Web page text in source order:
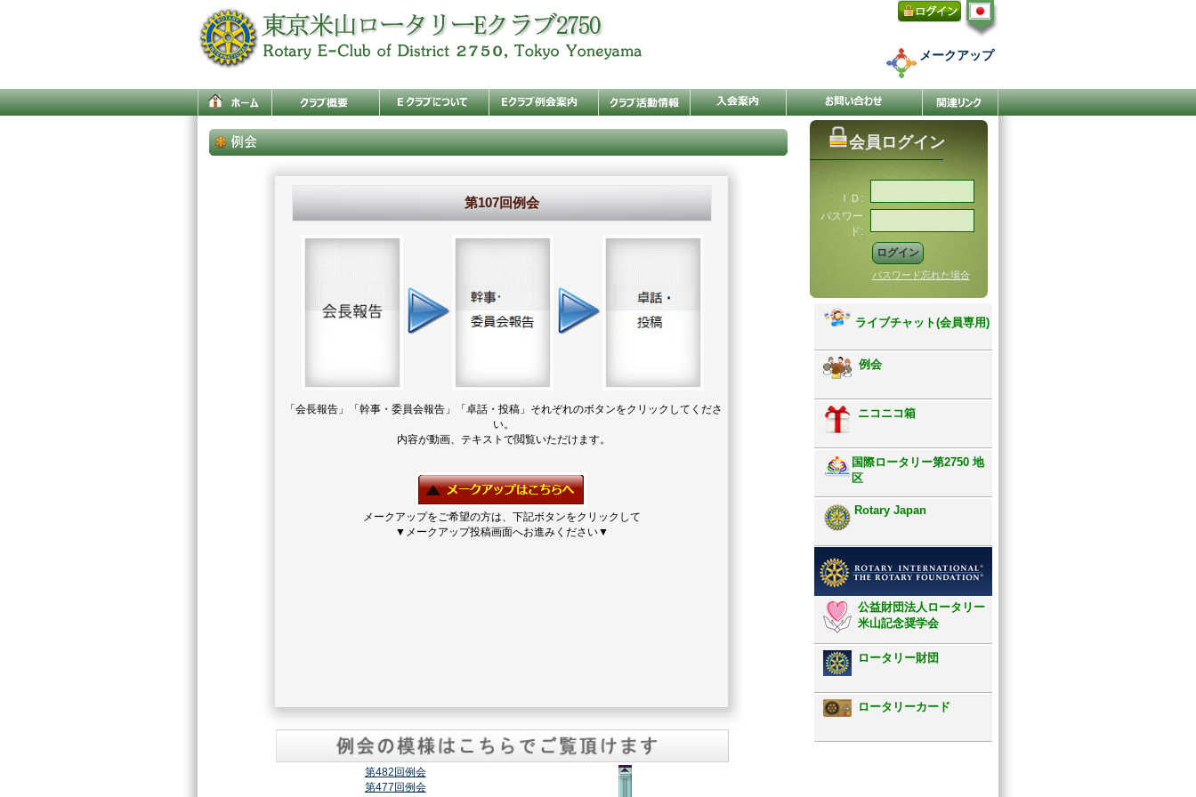
メークアップ
第107回例会
「会長報告」「幹事・委員会報告」「卓話・投稿」それぞれのボタンをクリックしてくださ
い。
内容が動画、テキストで閲覧いただけます。
メークアップをご希望の方は、下記ボタンをクリックして
▼メークアップ投稿画面へお進みください▼
第482回例会
第477回例会
会員ログイン
ＩＤ:
パスワー
ド:
パスワード忘れた場合
ライブチャット(会員専用)
例会
ニコニコ箱
国際ロータリー第2750 地
区
Rotary Japan
公益財団法人ロータリー
米山記念奨学会
ロータリー財団
ロータリーカード